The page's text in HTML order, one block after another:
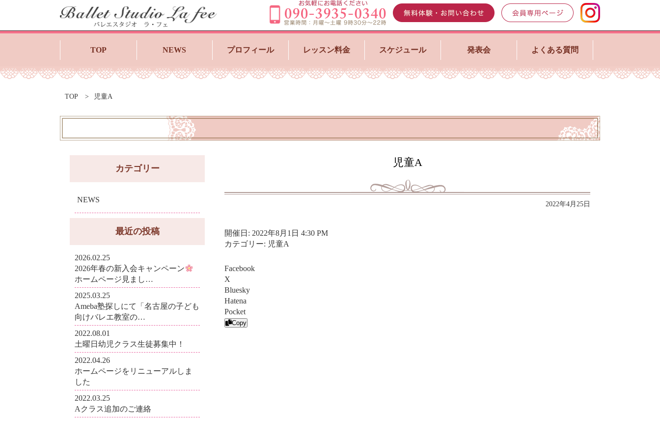
TOP NEWS プロフィール レッスン料金 スケジュール 発表会 よくある質問
TOP 児童A
児童A
2022年4月25日
開催日: 2022年8月1日 4:30 PM
カテゴリー: 児童A
Facebook
X
Bluesky
Hatena
Pocket
Copy
カテゴリー
NEWS
最近の投稿
2026.02.25
2026年春の新入会キャンペーン
ホームページ見まし…
2025.03.25
Ameba塾探しにて「名古屋の子ども
向けバレエ教室の…
2022.08.01
土曜日幼児クラス生徒募集中！
2022.04.26
ホームページをリニューアルしま
した
2022.03.25
Aクラス追加のご連絡